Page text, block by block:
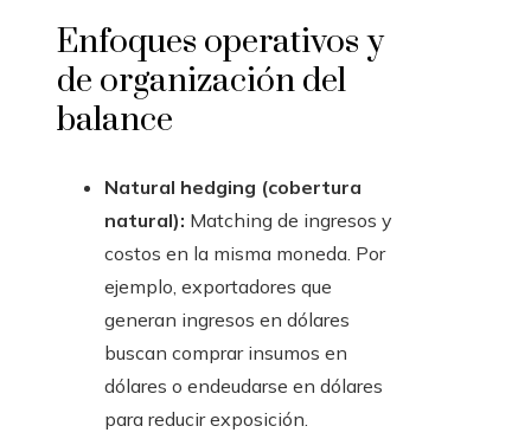
Enfoques operativos y
de organización del
balance
Natural hedging (cobertura
natural): Matching de ingresos y
costos en la misma moneda. Por
ejemplo, exportadores que
generan ingresos en dólares
buscan comprar insumos en
dólares o endeudarse en dólares
para reducir exposición.